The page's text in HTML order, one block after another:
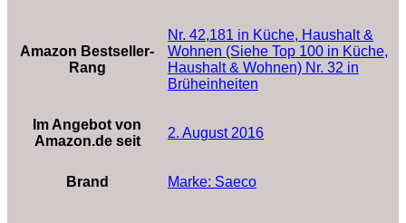
Amazon Bestseller-
Rang
Nr. 42,181 in Küche, Haushalt &
Wohnen (Siehe Top 100 in Küche,
Haushalt & Wohnen) Nr. 32 in
Brüheinheiten
Im Angebot von
Amazon.de seit
2. August 2016
Brand Marke: Saeco